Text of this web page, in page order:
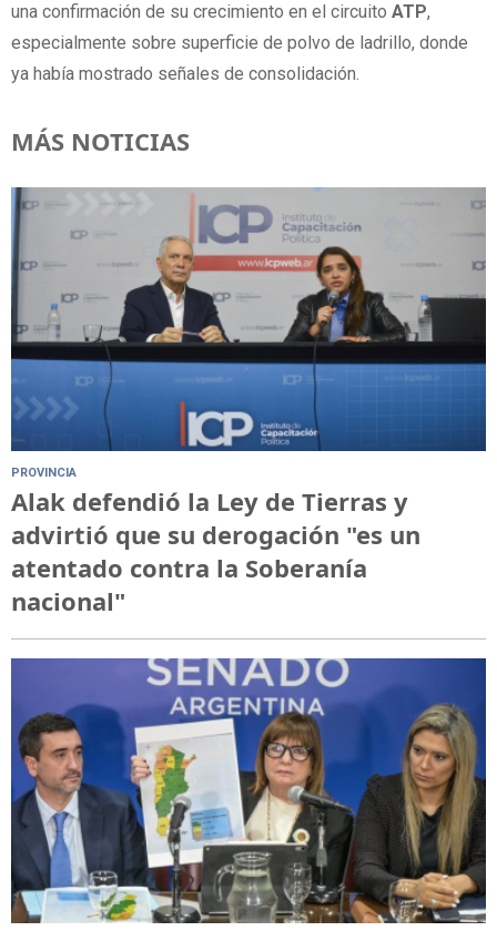
una confirmación de su crecimiento en el circuito ATP,
especialmente sobre superficie de polvo de ladrillo, donde
ya había mostrado señales de consolidación.
MÁS NOTICIAS
PROVINCIA
Alak defendió la Ley de Tierras y
advirtió que su derogación "es un
atentado contra la Soberanía
nacional"